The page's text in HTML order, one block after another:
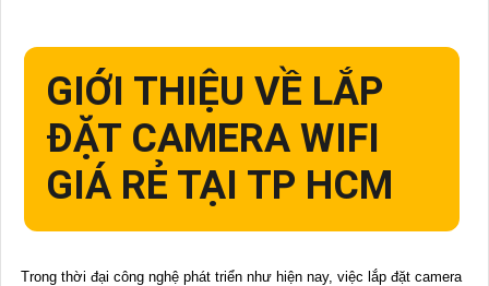
GIỚI THIỆU VỀ LẮP
ĐẶT CAMERA WIFI
GIÁ RẺ TẠI TP HCM
Trong thời đại công nghệ phát triển như hiện nay, việc lắp đặt camera